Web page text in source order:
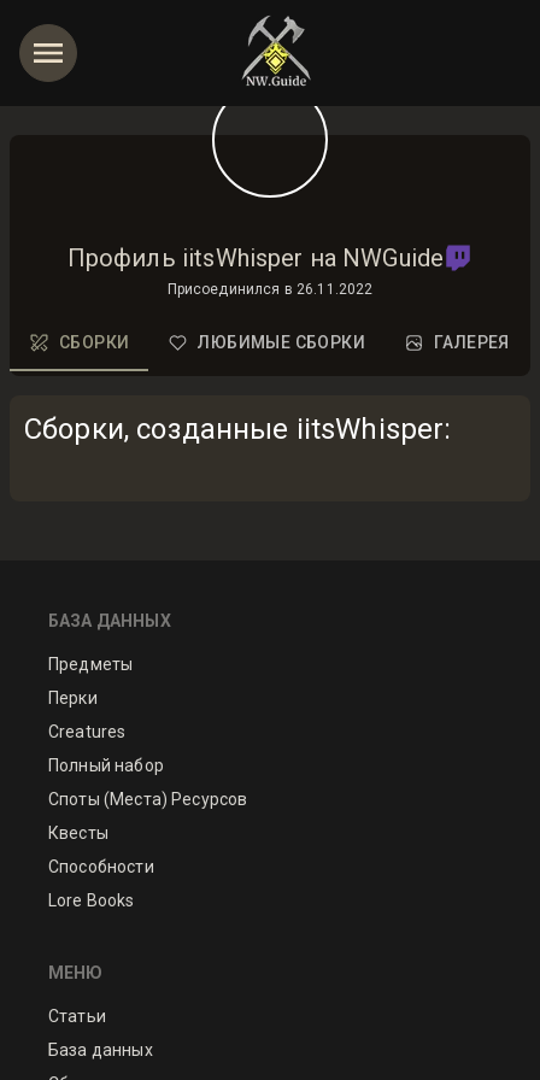
Профиль iitsWhisper на NWGuide
Присоединился в 26.11.2022
СБОРКИ ЛЮБИМЫЕ СБОРКИ ГАЛЕРЕЯ
Сборки, созданные iitsWhisper:
БАЗА ДАННЫХ
Предметы
Перки
Creatures
Полный набор
Споты (Места) Ресурсов
Квесты
Способности
Lore Books
МЕНЮ
Статьи
База данных